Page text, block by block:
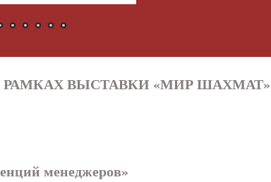
ВЫСТАВКИ «МИР ШАХМАТ»
менеджеров»